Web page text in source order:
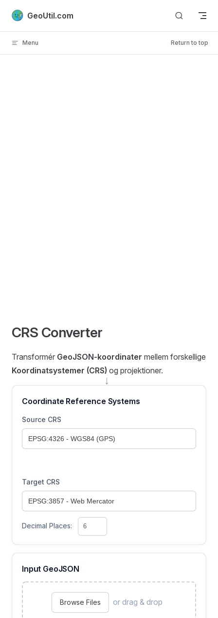
Skip to content
GeoUtil.com
Menu Return to top
CRS Converter
Transformér GeoJSON-koordinater mellem forskellige
Koordinatsystemer (CRS) og projektioner.
Coordinate Reference Systems
Source CRS
→
Target CRS
Decimal Places:
Input GeoJSON
Browse Files or drag & drop